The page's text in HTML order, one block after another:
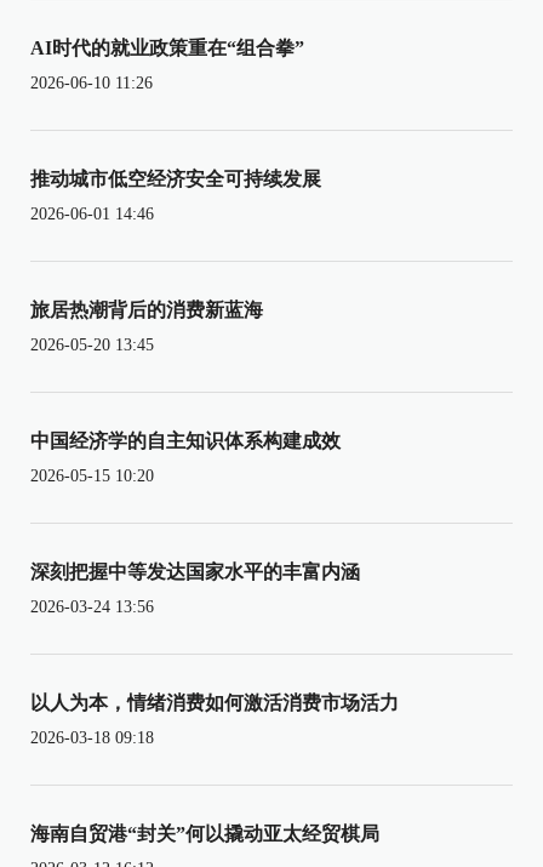
AI时代的就业政策重在“组合拳”
2026-06-10 11:26
推动城市低空经济安全可持续发展
2026-06-01 14:46
旅居热潮背后的消费新蓝海
2026-05-20 13:45
中国经济学的自主知识体系构建成效
2026-05-15 10:20
深刻把握中等发达国家水平的丰富内涵
2026-03-24 13:56
以人为本，情绪消费如何激活消费市场活力
2026-03-18 09:18
海南自贸港“封关”何以撬动亚太经贸棋局